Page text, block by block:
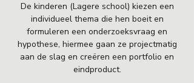
De kinderen (Lagere school) kiezen een
individueel thema die hen boeit en
formuleren een onderzoeksvraag en
hypothese, hiermee gaan ze projectmatig
aan de slag en creëren een portfolio en
eindproduct.